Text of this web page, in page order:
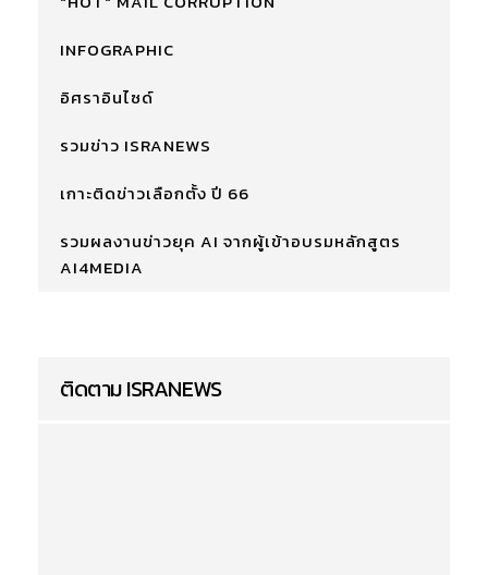
INFOGRAPHIC
อิศราอินไซด์
รวมข่าว ISRANEWS
เกาะติดข่าวเลือกตั้ง ปี 66
รวมผลงานข่าวยุค AI จากผู้เข้าอบรมหลักสูตร
AI4MEDIA
ติดตาม ISRANEWS